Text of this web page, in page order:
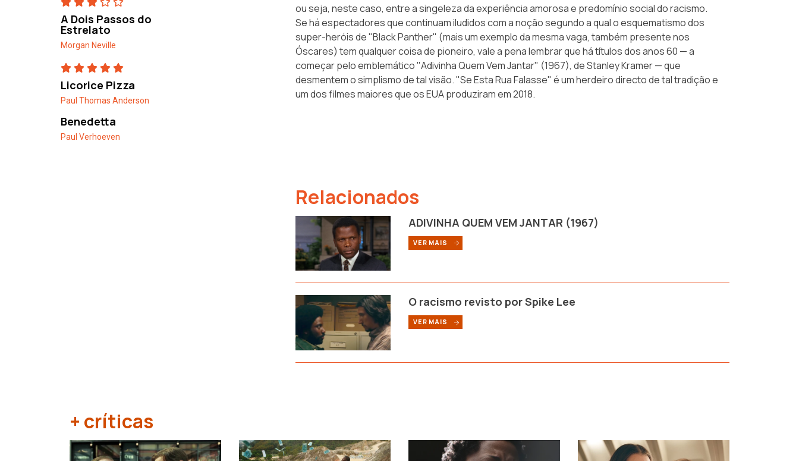
A Dois Passos do
Estrelato
Morgan Neville
Licorice Pizza
Paul Thomas Anderson
Benedetta
Paul Verhoeven
ou seja, neste caso, entre a singeleza da experiência amorosa e predomínio social do racismo.
Se há espectadores que continuam iludidos com a noção segundo a qual o esquematismo dos
super-heróis de "Black Panther" (mais um exemplo da mesma vaga, também presente nos
Óscares) tem qualquer coisa de pioneiro, vale a pena lembrar que há títulos dos anos 60 — a
começar pelo emblemático"Adivinha Quem Vem Jantar" (1967), de Stanley Kramer — que
desmentem o simplismo de tal visão. "Se Esta Rua Falasse" é um herdeiro directo de tal tradição e
um dos filmes maiores que os EUA produziram em 2018.
Relacionados
ADIVINHA QUEM VEM JANTAR (1967)
VER MAIS
O racismo revisto por Spike Lee
VER MAIS
+ críticas